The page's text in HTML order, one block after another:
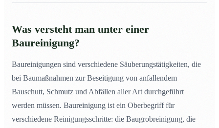
Was versteht man unter einer
Baureinigung?
Baureinigungen sind verschiedene Säuberungstätigkeiten, die
bei Baumaßnahmen zur Beseitigung von anfallendem
Bauschutt, Schmutz und Abfällen aller Art durchgeführt
werden müssen. Baureinigung ist ein Oberbegriff für
verschiedene Reinigungsschritte: die Baugrobreinigung, die